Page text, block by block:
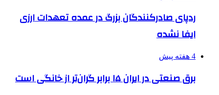
ردپای صادرکنندگان بزرگ در عمده تعهدات ارزی
ایفا نشده
4 هفته پیش
برق صنعتی در ایران ۱۵ برابر گران‌تر از خانگی است